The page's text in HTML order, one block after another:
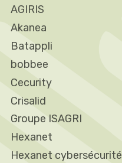
AGIRIS
Akanea
Batappli
bobbee
Cecurity
Crisalid
Groupe ISAGRI
Hexanet
Hexanet cybersécurité